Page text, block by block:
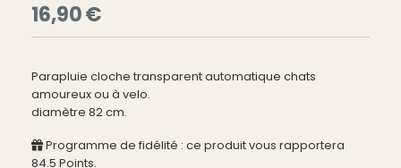
16,90€
Parapluie cloche transparent automatique chats
amoureux ou à velo.
diamètre 82 cm.
Programme de fidélité : ce produit vous rapportera
84.5 Points.